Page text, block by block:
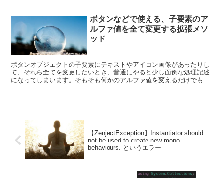
ボタンなどで使える、子要素のア
ルファ値を全て変更する拡張メソ
ッド
ボタンオブジェクトの子要素にテキストやアイコン画像があったりし
て、それら全てを変更したいとき、普通にやると少し面倒な処理記述
になってしまいます。そもそも何かのアルファ値を変えるだけでも、
【ZenjectException】Instantiator should
not be used to create new mono
behaviours. というエラー